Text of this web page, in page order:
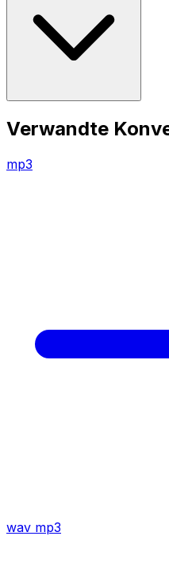
Verwandte
mp3
wav mp3